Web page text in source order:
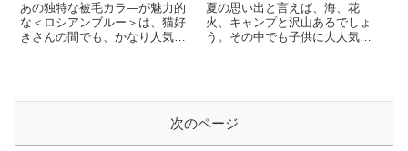
あの独特な被毛カラ―が魅力的
な＜ロシアンブルー＞は、猫好
きさんの間でも、かなり人気の
夏の思い出と言えば、海、花
火、キャンプと沢山あるでしょ
う。その中でも子供に大人気な
次のページ